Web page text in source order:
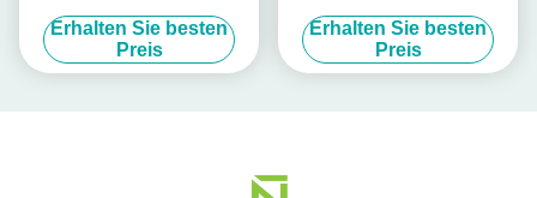
IEC309 CEE Plug
Erhalten Sie besten
Preis
Haupt-EV Type2-Stecker
Erhalten Sie besten
Preis